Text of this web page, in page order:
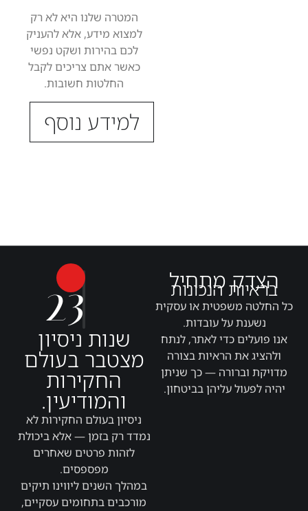
המטרה שלנו היא לא רק
למצוא מידע, אלא להעניק
לכם בהירות ושקט נפשי
כאשר אתם צריכים לקבל
החלטות חשובות.
למידע נוסף
הצדק מתחיל
בראיות הנכונות
כל החלטה משפטית או עסקית
נשענת על עובדות.
אנו פועלים כדי לאתר, לנתח
ולהציג את הראיות בצורה
מדויקת וברורה — כך שניתן
יהיה לפעול עליהן בביטחון.
23
שנות ניסיון
מצטבר בעולם
החקירות
והמודיעין.
ניסיון בעולם החקירות לא
נמדד רק בזמן — אלא ביכולת
לזהות פרטים שאחרים
מפספסים.
במהלך השנים ליווינו תיקים
מורכבים בתחומים עסקיים,